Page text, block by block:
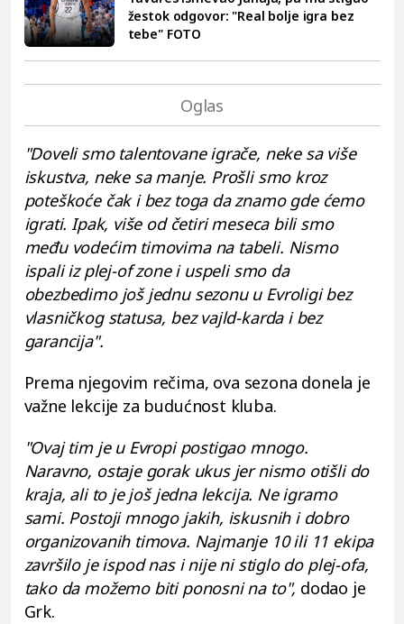
žestok odgovor: "Real bolje igra bez
tebe" FOTO
"Doveli smo talentovane igrače, neke sa više
iskustva, neke sa manje. Prošli smo kroz
poteškoće čak i bez toga da znamo gde ćemo
igrati. Ipak, više od četiri meseca bili smo
među vodećim timovima na tabeli. Nismo
ispali iz plej-of zone i uspeli smo da
obezbedimo još jednu sezonu u Evroligi bez
vlasničkog statusa, bez vajld-karda i bez
garancija".
Prema njegovim rečima, ova sezona donela je
važne lekcije za budućnost kluba.
"Ovaj tim je u Evropi postigao mnogo.
Naravno, ostaje gorak ukus jer nismo otišli do
kraja, ali to je još jedna lekcija. Ne igramo
sami. Postoji mnogo jakih, iskusnih i dobro
organizovanih timova. Najmanje 10 ili 11 ekipa
završilo je ispod nas i nije ni stiglo do plej-ofa,
tako da možemo biti ponosni na to", dodao je
Grk.